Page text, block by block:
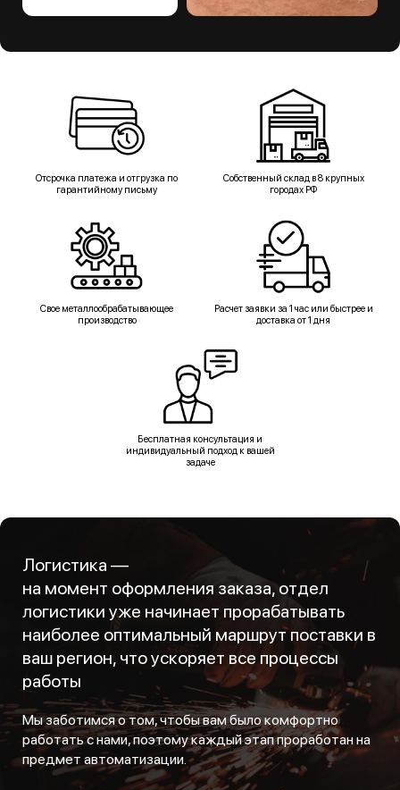
Отсрочка платежа и отгрузка по
гарантийному письму
Собственный склад в 8 крупных
городах РФ
Свое металлообрабатывающее
производство
Расчет заявки за 1 час или быстрее и
доставка от 1 дня
Бесплатная консультация и
индивидуальный подход к вашей
задаче
Логистика —
на момент оформления заказа, отдел
логистики уже начинает прорабатывать
наиболее оптимальный маршрут поставки в
ваш регион, что ускоряет все процессы
работы
Мы заботимся о том, чтобы вам было комфортно
работать с нами, поэтому каждый этап проработан на
предмет автоматизации.